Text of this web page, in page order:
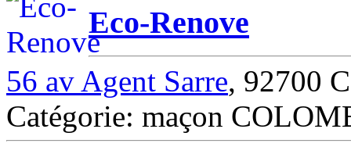
Eco-Renove
56 av Agent Sarre, 92700
Catégorie: maçon